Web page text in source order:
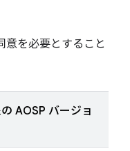
意を必要とすること
AOSP バージョ